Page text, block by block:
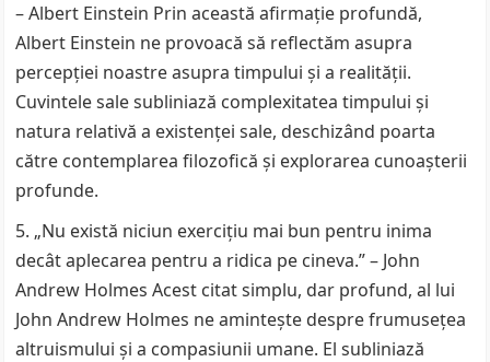
– Albert Einstein Prin această afirmație profundă,
Albert Einstein ne provoacă să reflectăm asupra
percepției noastre asupra timpului și a realității.
Cuvintele sale subliniază complexitatea timpului și
natura relativă a existenței sale, deschizând poarta
către contemplarea filozofică și explorarea cunoașterii
profunde.
„Nu există niciun exercițiu mai bun pentru inima
decât aplecarea pentru a ridica pe cineva.” – John
Andrew Holmes Acest citat simplu, dar profund, al lui
John Andrew Holmes ne amintește despre frumusețea
altruismului și a compasiunii umane. El subliniază